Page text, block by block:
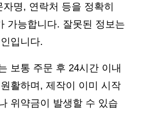
명, 연락처 등을 정확히
가능합니다. 잘못된 정보는
입니다.
보통 주문 후 24시간 이내
활하며, 제작이 이미 시작
위약금이 발생할 수 있습